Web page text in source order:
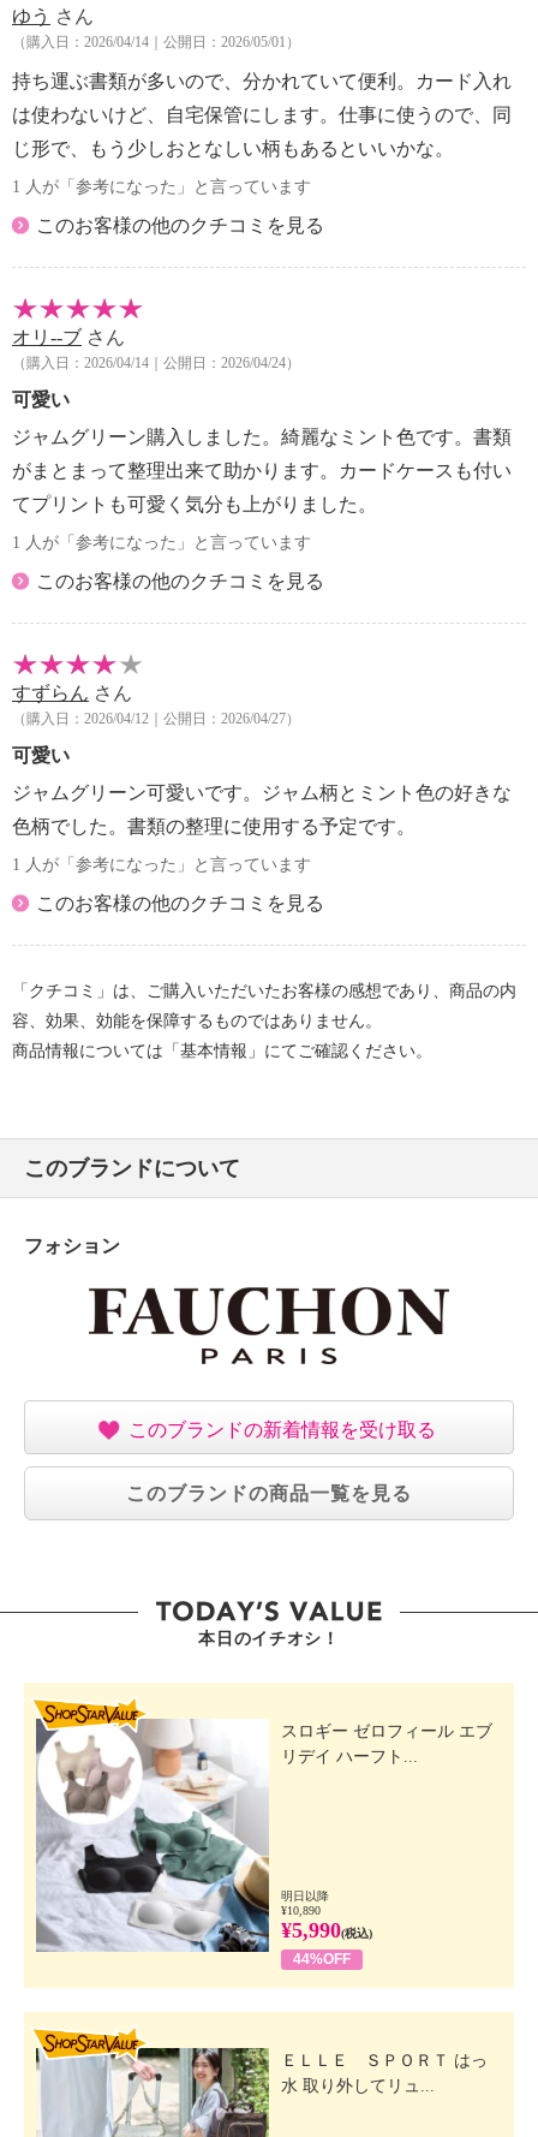
・外側：ポリエステル
【サイズ】
・約縦１５．７ｃｍ×横２１ｃｍ
【重さ】
・約３２ｇ
【原産国（地）】
・中国製
ゆう さん
（購入日：2026/04/14｜公開日：2026/05/01）
持ち運ぶ書類が多いので、分かれていて便利。カード入れ
は使わないけど、自宅保管にします。仕事に使うので、同
じ形で、もう少しおとなしい柄もあるといいかな。
1 人が「参考になった」と言っています
このお客様の他のクチコミを見る
オリ--ブ さん
（購入日：2026/04/14｜公開日：2026/04/24）
可愛い
ジャムグリーン購入しました。綺麗なミント色です。書類
がまとまって整理出来て助かります。カードケースも付い
てプリントも可愛く気分も上がりました。
1 人が「参考になった」と言っています
このお客様の他のクチコミを見る
すずらん さん
（購入日：2026/04/12｜公開日：2026/04/27）
可愛い
ジャムグリーン可愛いです。ジャム柄とミント色の好きな
色柄でした。書類の整理に使用する予定です。
1 人が「参考になった」と言っています
このお客様の他のクチコミを見る
「クチコミ」は、ご購入いただいたお客様の感想であり、商品の内
容、効果、効能を保障するものではありません。
商品情報については「基本情報」にてご確認ください。
このブランドについて
フォション
このブランドの新着情報を受け取る
このブランドの商品一覧を見る
本日のイチオシ！
スロギー ゼロフィール エブ
リデイ ハーフト...
明日以降
¥10,890
¥5,990(税込)
44%OFF
ＥＬＬＥ ＳＰＯＲＴ はっ
水 取り外してリュ...